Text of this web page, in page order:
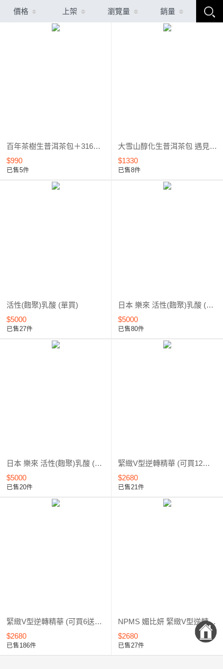
價格 上架 瀏覽量 銷量
百年茶樹生普洱茶包＋316不鏽鋼磁吸茶倉保溫瓶 優惠套組
$990
已售5件
大雪山醇化生普洱茶包 遇見 不鏽鋼磁吸保溫瓶 超值套組
$1330
已售8件
活性(麴聚)乳酸 (單買)
$5000
已售27件
日本 樂來 活性(麴聚)乳酸 (可買12送3)
$5000
已售80件
日本 樂來 活性(麴聚)乳酸 (可買6送1)
$5000
已售20件
緊緻V型逆轉精華 (可買12送3/共23172元)
$2680
已售21件
緊緻V型逆轉精華 (可買6送1/共11586元)
$2680
已售186件
NPMS 媚比妍 緊緻V型逆轉精華 (單買)
$2680
已售27件